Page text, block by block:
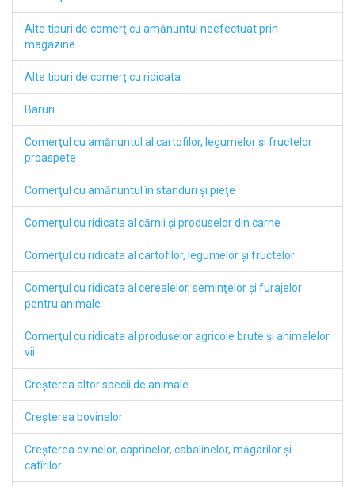
Alte tipuri de comerţ cu amănuntul neefectuat prin
magazine
Alte tipuri de comerţ cu ridicata
Baruri
Comerţul cu amănuntul al cartofilor, legumelor şi fructelor
proaspete
Comerţul cu amănuntul în standuri şi pieţe
Comerţul cu ridicata al cărnii şi produselor din carne
Comerţul cu ridicata al cartofilor, legumelor şi fructelor
Comerţul cu ridicata al cerealelor, seminţelor şi furajelor
pentru animale
Comerţul cu ridicata al produselor agricole brute şi animalelor
vii
Creşterea altor specii de animale
Creşterea bovinelor
Creşterea ovinelor, caprinelor, cabalinelor, măgarilor şi
catîrilor